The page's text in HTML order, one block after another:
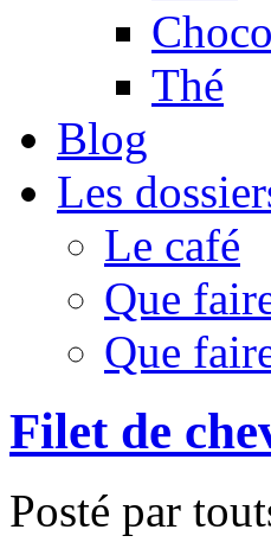
Thé
Blog
Les
Le café
Que
Que
Filet de
Posté par